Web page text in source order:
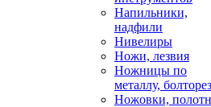
Напильники,
надфили
Нивелиры
Ножи, лезвия
Ножницы по
металлу,
Ножовки,